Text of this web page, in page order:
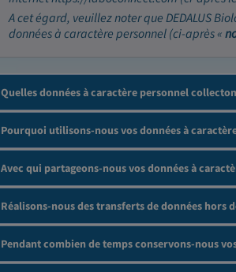
A cet égard, veuillez noter que DEDALUS
données à caractère personnel (ci-après «
Quelles données à caractère personnel
Pourquoi utilisons-nous vos données à
Avec qui partageons-nous vos données à
Réalisons-nous des transferts de données hors
Pendant combien de temps conservons-nous